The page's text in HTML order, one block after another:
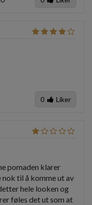
0 Liker
pomaden klarer
nok til å komme ut av
hele looken og
føles det ut som at